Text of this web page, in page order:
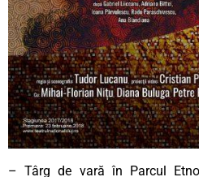
– Târg de vară în Parcul